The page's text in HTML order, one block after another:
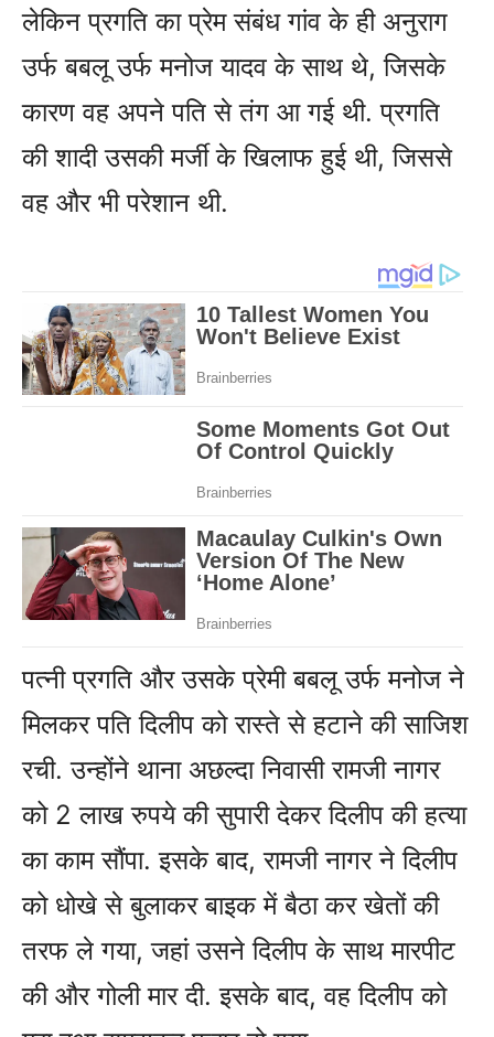
लेकिन प्रगति का प्रेम संबंध गांव के ही अनुराग
उर्फ बबलू उर्फ मनोज यादव के साथ थे, जिसके
कारण वह अपने पति से तंग आ गई थी. प्रगति
की शादी उसकी मर्जी के खिलाफ हुई थी, जिससे
वह और भी परेशान थी.
पत्नी प्रगति और उसके प्रेमी बबलू उर्फ मनोज ने
मिलकर पति दिलीप को रास्ते से हटाने की साजिश
रची. उन्होंने थाना अछल्दा निवासी रामजी नागर
को 2 लाख रुपये की सुपारी देकर दिलीप की हत्या
का काम सौंपा. इसके बाद, रामजी नागर ने दिलीप
को धोखे से बुलाकर बाइक में बैठा कर खेतों की
तरफ ले गया, जहां उसने दिलीप के साथ मारपीट
की और गोली मार दी. इसके बाद, वह दिलीप को